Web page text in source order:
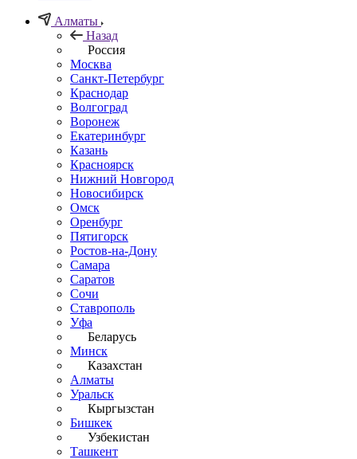
Алматы
Назад
Россия
Москва
Санкт-Петербург
Краснодар
Волгоград
Воронеж
Екатеринбург
Казань
Красноярск
Нижний Новгород
Новосибирск
Омск
Оренбург
Пятигорск
Ростов-на-Дону
Самара
Саратов
Сочи
Ставрополь
Уфа
Беларусь
Минск
Казахстан
Алматы
Уральск
Кыргызстан
Бишкек
Узбекистан
Ташкент